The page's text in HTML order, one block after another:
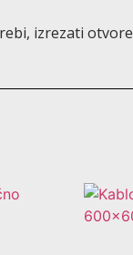
izrezati